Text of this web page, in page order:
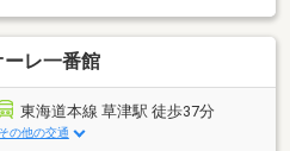
レ一番館
東海道本線 草津駅 徒歩37分
その他の交通